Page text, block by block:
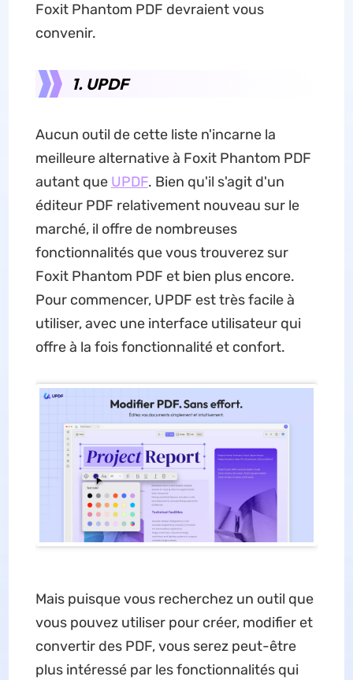
Foxit Phantom PDF devraient vous
convenir.
1. UPDF
Aucun outil de cette liste n'incarne la
meilleure alternative à Foxit Phantom PDF
autant que UPDF. Bien qu'il s'agit d'un
éditeur PDF relativement nouveau sur le
marché, il offre de nombreuses
fonctionnalités que vous trouverez sur
Foxit Phantom PDF et bien plus encore.
Pour commencer, UPDF est très facile à
utiliser, avec une interface utilisateur qui
offre à la fois fonctionnalité et confort.
Mais puisque vous recherchez un outil que
vous pouvez utiliser pour créer, modifier et
convertir des PDF, vous serez peut-être
plus intéressé par les fonctionnalités qui